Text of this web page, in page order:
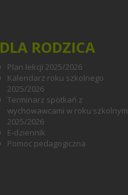
DLA RODZICA
Plan lekcji 2025/2026
Kalendarz roku szkolnego
2025/2026
Terminarz spotkań z
wychowawcami w roku szkolnym
2025/2026
E-dziennik
Pomoc pedagogiczna